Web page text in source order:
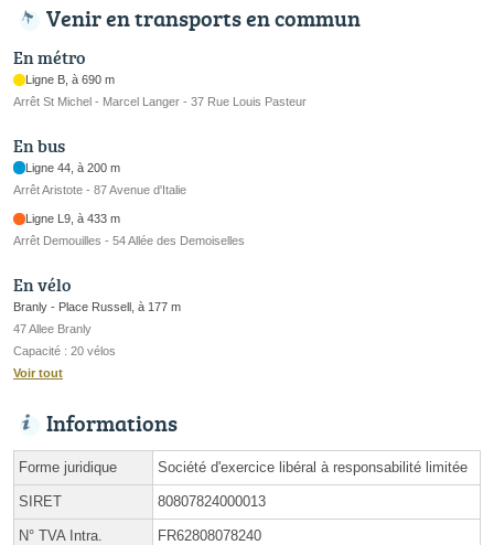
Venir en transports en commun
En métro
Ligne B, à 690 m
Arrêt St Michel - Marcel Langer - 37 Rue Louis Pasteur
En bus
Ligne 44, à 200 m
Arrêt Aristote - 87 Avenue d'Italie
Ligne L9, à 433 m
Arrêt Demouilles - 54 Allée des Demoiselles
En vélo
Branly - Place Russell, à 177 m
47 Allee Branly
Capacité : 20 vélos
Voir tout
Informations
Forme juridique Société d'exercice libéral à responsabilité limitée
SIRET 80807824000013
N° TVA Intra. FR62808078240